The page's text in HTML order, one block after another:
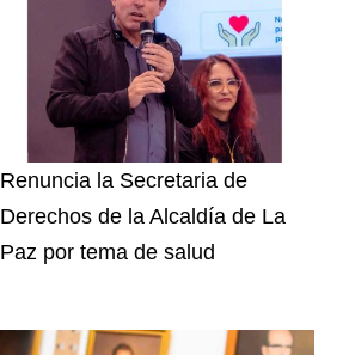
Renuncia la Secretaria de
Derechos de la Alcaldía de La
Paz por tema de salud